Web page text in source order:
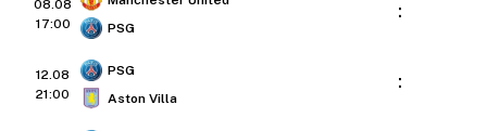
08.08
17:00
PSG
:
12.08
21:00
PSG
Aston Villa
: